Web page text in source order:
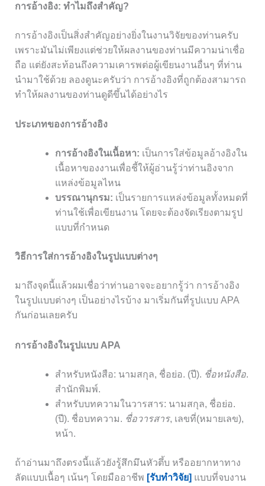
การอ้างอิง: ทำไมถึงสำคัญ?
การอ้างอิงเป็นสิ่งสำคัญอย่างยิ่งในงานวิจัยของท่านครับ
เพราะมันไม่เพียงแต่ช่วยให้ผลงานของท่านมีความน่าเชื่อ
ถือ แต่ยังสะท้อนถึงความเคารพต่อผู้เขียนงานอื่นๆ ที่ท่าน
นำมาใช้ด้วย ลองดูนะครับว่า การอ้างอิงที่ถูกต้องสามารถ
ทำให้ผลงานของท่านดูดีขึ้นได้อย่างไร
ประเภทของการอ้างอิง
การอ้างอิงในเนื้อหา: เป็นการใส่ข้อมูลอ้างอิงใน
เนื้อหาของงานเพื่อชี้ให้ผู้อ่านรู้ว่าท่านอิงจาก
แหล่งข้อมูลไหน
บรรณานุกรม: เป็นรายการแหล่งข้อมูลทั้งหมดที่
ท่านใช้เพื่อเขียนงาน โดยจะต้องจัดเรียงตามรูป
แบบที่กำหนด
วิธีการใส่การอ้างอิงในรูปแบบต่างๆ
มาถึงจุดนี้แล้วผมเชื่อว่าท่านอาจจะอยากรู้ว่า การอ้างอิง
ในรูปแบบต่างๆ เป็นอย่างไรบ้าง มาเริ่มกันที่รูปแบบ APA
กันก่อนเลยครับ
การอ้างอิงในรูปแบบ APA
สำหรับหนังสือ: นามสกุล, ชื่อย่อ. (ปี). ชื่อหนังสือ.
สำนักพิมพ์.
สำหรับบทความในวารสาร: นามสกุล, ชื่อย่อ.
(ปี). ชื่อบทความ. ชื่อวารสาร, เลขที่(หมายเลข),
หน้า.
ถ้าอ่านมาถึงตรงนี้แล้วยังรู้สึกมึนหัวตึ้บ หรืออยากหาทาง
ลัดแบบเนื้อๆ เน้นๆ โดยมืออาชีพ [รับทำวิจัย] แบบที่จบงาน